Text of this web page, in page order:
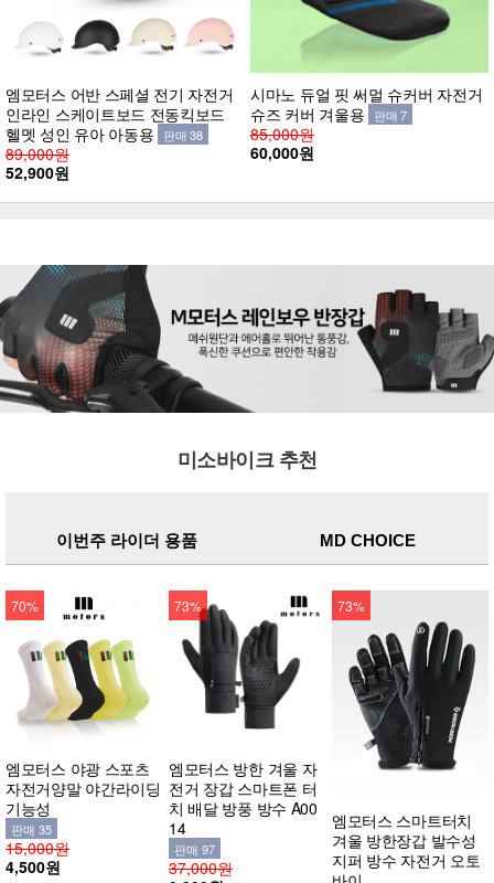
엠모터스 어반 스페셜 전기 자전거
인라인 스케이트보드 전동킥보드
헬멧 성인 유아 아동용 판매 38
89,000원
52,900원
시마노 듀얼 핏 써멀 슈커버 자전거
슈즈 커버 겨울용 판매 7
85,000원
60,000원
미소바이크 추천
이번주 라이더 용품 MD CHOICE
70%
엠모터스 야광 스포츠
자전거양말 야간라이딩
기능성
판매 35
15,000원
4,500원
73%
엠모터스 방한 겨울 자
전거 장갑 스마트폰 터
치 배달 방풍 방수 A00
14
판매 97
37,000원
73%
엠모터스 스마트터치
겨울 방한장갑 발수성
지퍼 방수 자전거 오토